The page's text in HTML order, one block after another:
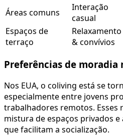
Áreas comuns
Interação
casual
Espaços de
terraço
Relaxamento
& convívios
Preferências de moradia
Nos EUA, o coliving está se
especialmente entre jovens
trabalhadores remotos. Esses
mistura de espaços privados
que facilitam a socialização.